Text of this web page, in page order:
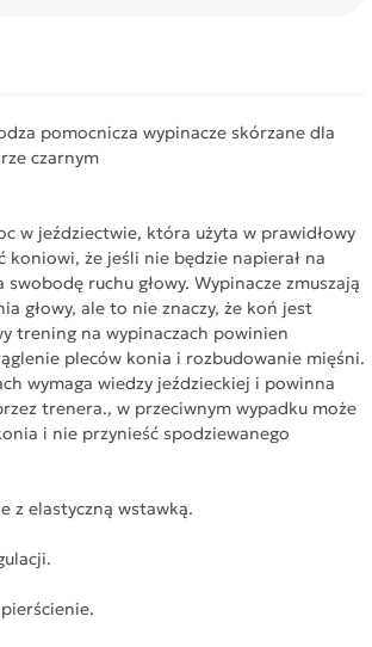
pomocnicza wypinacze skórzane dla
czarnym
w jeździectwie, która użyta w prawidłowy
koniowi, że jeśli nie będzie napierał na
swobodę ruchu głowy. Wypinacze zmuszają
głowy, ale to nie znaczy, że koń jest
trening na wypinaczach powinien
pleców konia i rozbudowanie mięśni.
wymaga wiedzy jeździeckiej i powinna
trenera., w przeciwnym wypadku może
i nie przynieść spodziewanego
z elastyczną wstawką.